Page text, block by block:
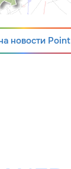
новости